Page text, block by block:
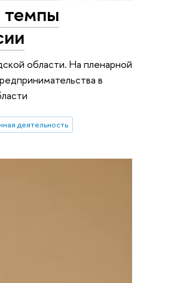
темпы
области. На пленарной
в
деятельность